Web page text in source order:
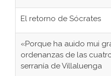
El retorno de Sócrates
«Porque ha auido mui
ordenanzas de las
serranía de Villaluenga